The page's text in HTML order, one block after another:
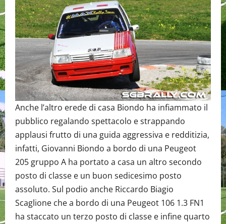
Anche l’altro erede di casa Biondo ha infiammato il
pubblico regalando spettacolo e strappando
applausi frutto di una guida aggressiva e redditizia,
infatti, Giovanni Biondo a bordo di una Peugeot
205 gruppo A ha portato a casa un altro secondo
posto di classe e un buon sedicesimo posto
assoluto. Sul podio anche Riccardo Biagio
Scaglione che a bordo di una Peugeot 106 1.3 FN1
ha staccato un terzo posto di classe e infine quarto